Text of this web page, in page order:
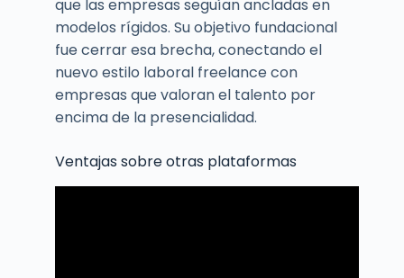
que las empresas seguían ancladas en
modelos rígidos. Su objetivo fundacional
fue cerrar esa brecha, conectando el
nuevo estilo laboral freelance con
empresas que valoran el talento por
encima de la presencialidad.
Ventajas sobre otras plataformas